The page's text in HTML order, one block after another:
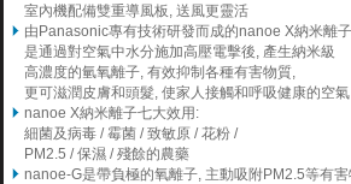
室內機配備雙重導風板, 送風更靈活
由Panasonic專有技術研發而成的nanoe X納米離
是通過對空氣中水分施加高壓電擊後, 產生納米級
高濃度的氫氧離子, 有效抑制各種有害物質,
更可滋潤皮膚和頭髮, 使家人接觸和呼吸健康的空氣
nanoe X納米離子七大效用:
細菌及病毒 / 霉菌 / 致敏原 / 花粉 /
PM2.5 / 保濕 / 殘餘的農藥
nanoe-G是帶負極的氧離子, 主動吸附PM2.5等有